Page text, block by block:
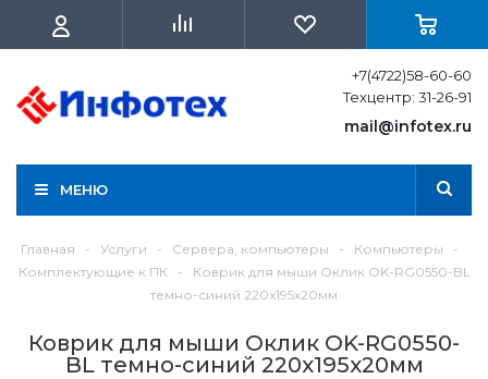
+7(4722)58-60-60
Техцентр: 31-26-91
mail@infotex.ru
МЕНЮ
Главная - Услуги - Сервера, компьютеры - Компьютеры
-
Комплектующие к ПК
-
Коврик для мыши Оклик OK-RG0550-BL
темно-синий 220x195x20мм
Коврик для мыши Оклик OK-RG0550-
BL темно-синий 220x195x20мм